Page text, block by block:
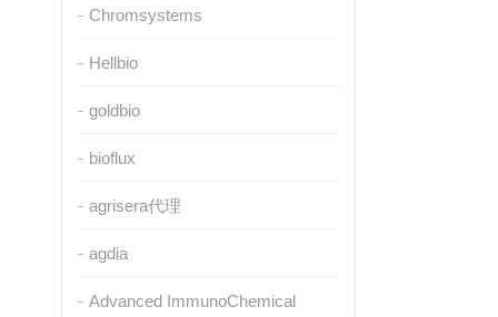
Chromsystems
Hellbio
goldbio
bioflux
agrisera代理
agdia
Advanced ImmunoChemical